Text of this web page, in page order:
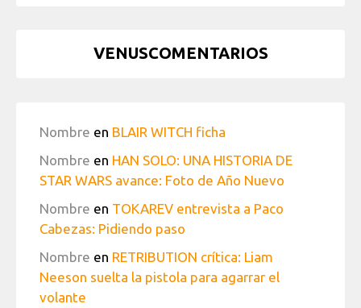
VENUSCOMENTARIOS
Nombre en BLAIR WITCH ficha
Nombre en HAN SOLO: UNA HISTORIA DE
STAR WARS avance: Foto de Año Nuevo
Nombre en TOKAREV entrevista a Paco
Cabezas: Pidiendo paso
Nombre en RETRIBUTION crítica: Liam
Neeson suelta la pistola para agarrar el
volante